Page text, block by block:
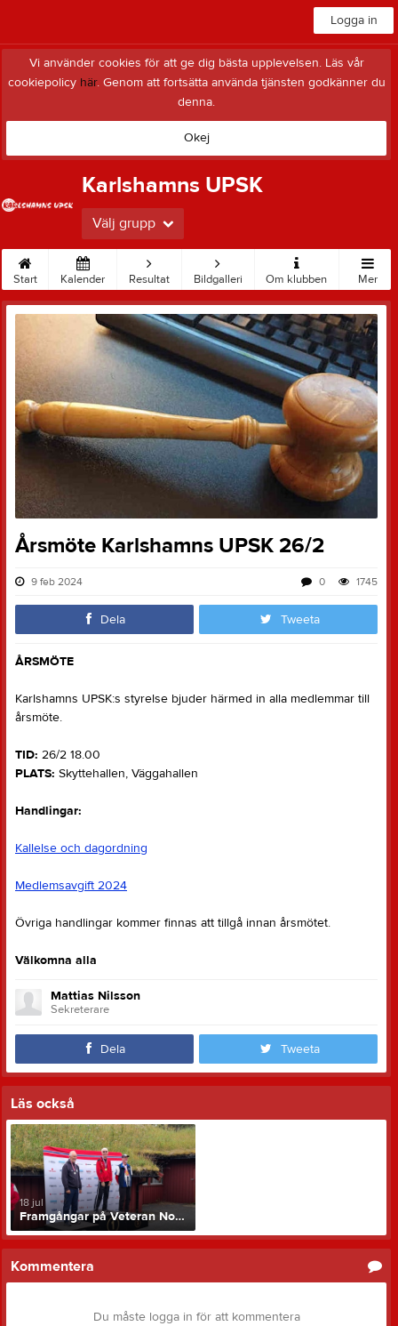
Logga in
Vi använder cookies för att ge dig bästa upplevelsen. Läs vår
cookiepolicy här. Genom att fortsätta använda tjänsten godkänner du
denna.
Okej
Karlshamns UPSK
Välj grupp
Start Kalender Resultat Bildgalleri Om klubben Mer
Årsmöte Karlshamns UPSK 26/2
9 feb 2024 1745
0
Dela Tweeta
ÅRSMÖTE
Karlshamns UPSK:s styrelse bjuder härmed in alla medlemmar till
årsmöte.
TID: 26/2 18.00
PLATS: Skyttehallen, Väggahallen
Handlingar:
Kallelse och dagordning
Medlemsavgift 2024
Övriga handlingar kommer finnas att tillgå innan årsmötet.
Välkomna alla
Mattias Nilsson
Sekreterare
Dela Tweeta
Läs också
18 jul
Framgångar på Veteran Nordiska Mästerskapen 2026
Kommentera
Du måste logga in för att kommentera